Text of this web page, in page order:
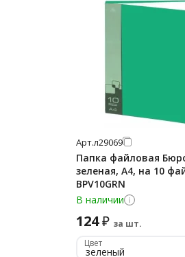
Арт.л29069
Папка файловая
зеленая, А4, на 10
BPV10GRN
В наличии
124₽ за шт.
Цвет
зеленый